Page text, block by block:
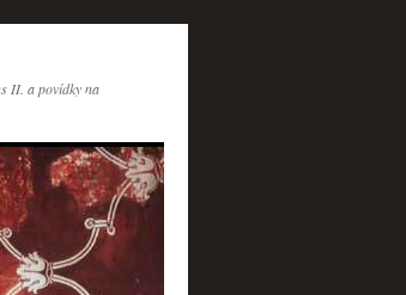
II. a povídky na